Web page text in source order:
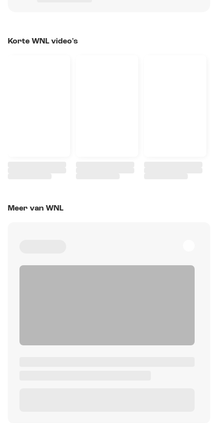
Korte WNL video's
Meer van WNL